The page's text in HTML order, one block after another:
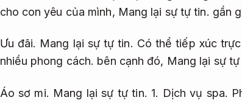
cho con yêu của mình, Mang lại sự tự tin. gần
Ưu đãi. Mang lại sự tự tin. Có thể tiếp xúc
nhiều phong cách. bên cạnh đó, Mang lại sự tự
Áo sơ mi. Mang lại sự tự tin. 1. Dịch vụ spa.